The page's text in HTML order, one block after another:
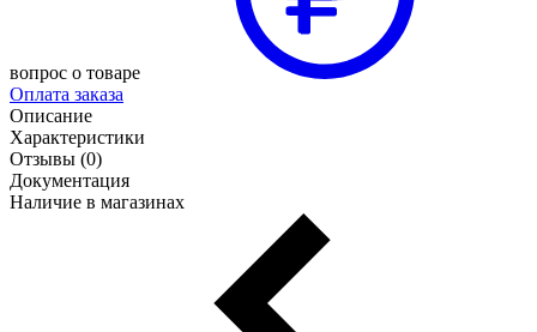
вопрос о товаре
Оплата заказа
Описание
Характеристики
Отзывы (0)
Документация
Наличие в магазинах